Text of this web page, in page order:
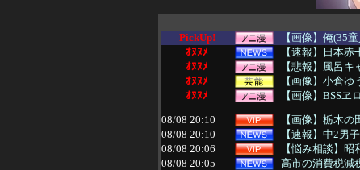
PickUp!
【画像】俺(35
ｵﾇﾇﾒ
【速報】日本
ｵﾇﾇﾒ
【悲報】風呂
ｵﾇﾇﾒ
【画像】小倉
ｵﾇﾇﾒ
【画像】BSS
08/08 20:10
【画像】栃木
08/08 20:10
【速報】中2男
08/08 20:06
【悩み相談】
08/08 20:05
高市の消費税減